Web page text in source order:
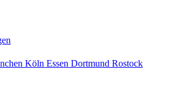
Köln Essen Dortmund Rostock